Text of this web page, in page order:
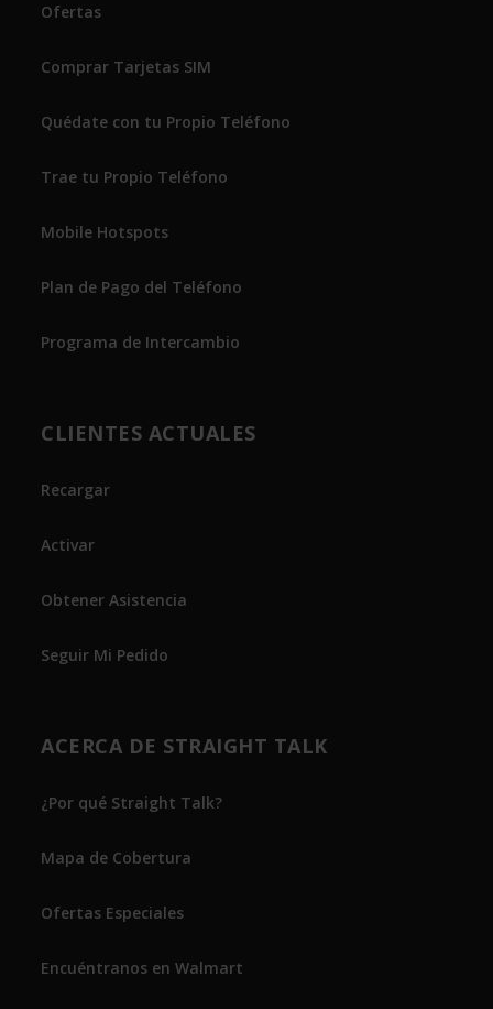
Ofertas
Comprar Tarjetas SIM
Quédate con tu Propio Teléfono
Trae tu Propio Teléfono
Mobile Hotspots
Plan de Pago del Teléfono
Programa de Intercambio
CLIENTES ACTUALES
Recargar
Activar
Obtener Asistencia
Seguir Mi Pedido
ACERCA DE STRAIGHT TALK
¿Por qué Straight Talk?
Mapa de Cobertura
Ofertas Especiales
Encuéntranos en Walmart